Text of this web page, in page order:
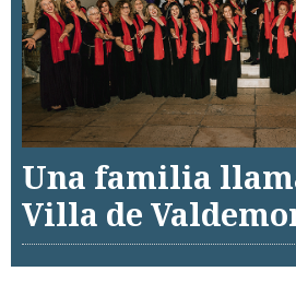
Una familia
Villa de